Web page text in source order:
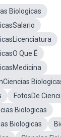
Biologicas
Que É
FotosDe
Biologicas
Biologicas